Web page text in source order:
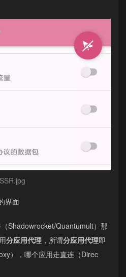
SSR.jpg
界面
Shadowrocket/Quantumult）那
分应用代理 ，所谓分应用代理即
），哪个应用走直连（Direc